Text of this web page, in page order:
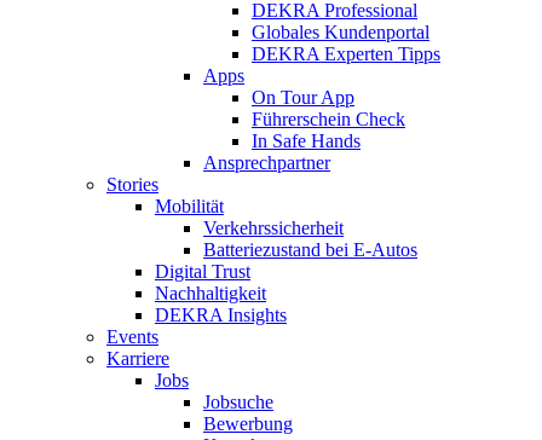
DEKRA Professional
Globales Kundenportal
DEKRA Experten Tipps
Apps
On Tour App
Führerschein Check
In Safe Hands
Ansprechpartner
Stories
Mobilität
Verkehrssicherheit
Batteriezustand bei E-Autos
Digital Trust
Nachhaltigkeit
DEKRA Insights
Events
Karriere
Jobs
Jobsuche
Bewerbung